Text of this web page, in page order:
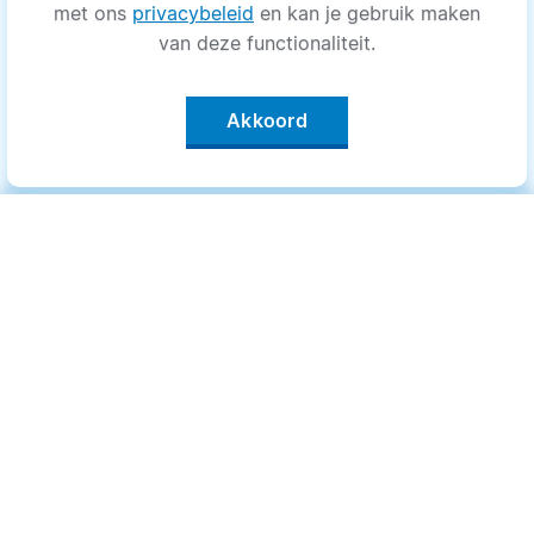
met ons privacybeleid en kan je gebruik maken
van deze functionaliteit.
Akkoord